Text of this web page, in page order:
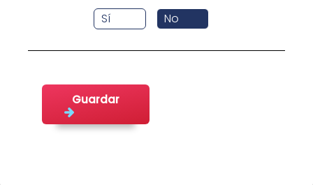
cabildoemplea@fifede.org
Sí No
Guardar